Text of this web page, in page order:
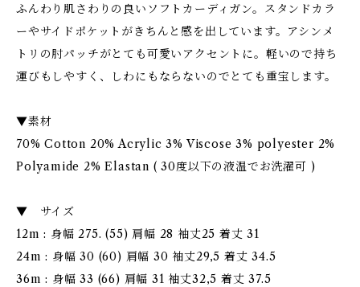
ふんわり肌さわりの良いソフトカーディガン。スタンドカラ
ーやサイドポケットがきちんと感を出しています。アシンメ
トリの肘パッチがとても可愛いアクセントに。軽いので持ち
運びもしやすく、しわにもならないのでとても重宝します。
▼素材
70% Cotton 20% Acrylic 3% Viscose 3% polyester 2%
Polyamide 2% Elastan ( 30度以下の液温でお洗濯可 )
▼ サイズ
12m : 身幅 275. (55) 肩幅 28 袖丈25 着丈 31
24m : 身幅 30 (60) 肩幅 30 袖丈29,5 着丈 34.5
36m : 身幅 33 (66) 肩幅 31 袖丈32,5 着丈 37.5